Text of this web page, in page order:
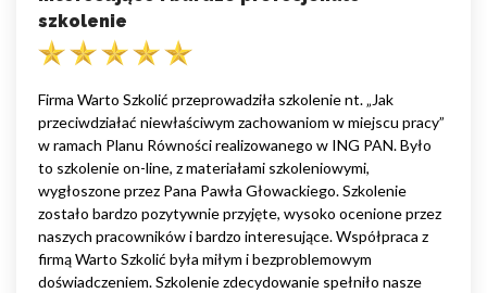
szkolenie
Firma Warto Szkolić przeprowadziła szkolenie nt. „Jak
przeciwdziałać niewłaściwym zachowaniom w miejscu pracy”
w ramach Planu Równości realizowanego w ING PAN. Było
to szkolenie on-line, z materiałami szkoleniowymi,
wygłoszone przez Pana Pawła Głowackiego. Szkolenie
zostało bardzo pozytywnie przyjęte, wysoko ocenione przez
naszych pracowników i bardzo interesujące. Współpraca z
firmą Warto Szkolić była miłym i bezproblemowym
doświadczeniem. Szkolenie zdecydowanie spełniło nasze